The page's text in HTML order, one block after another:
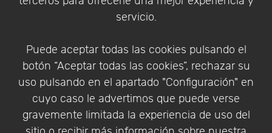
servicio.
Puede aceptar todas las cookies pulsando el
botón “Aceptar todas las cookies”, rechazar su
uso pulsando en el apartado "Configuración" en
cuyo caso le advertimos que puede verse
gravemente limitada la experiencia de uso del
Condiciones de compra
Identificarse
Empresa|Aviso Legal| Política de Privacidad |
Política de Cookies